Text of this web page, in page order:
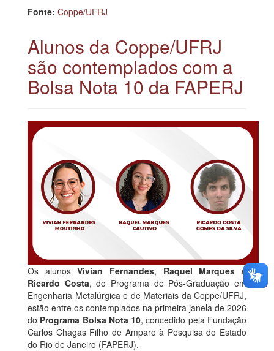
Fonte: Coppe/UFRJ
Alunos da Coppe/UFRJ
são contemplados com a
Bolsa Nota 10 da FAPERJ
Os alunosVivian Fernandes, Raquel Marques e
Ricardo Costa, do Programa de Pós-Graduação em
Engenharia Metalúrgica e de Materiais da Coppe/UFRJ,
estão entre os contemplados na primeira janela de 2026
do Programa Bolsa Nota 10, concedido pela Fundação
Carlos Chagas Filho de Amparo à Pesquisa do Estado
do Rio de Janeiro (FAPERJ).